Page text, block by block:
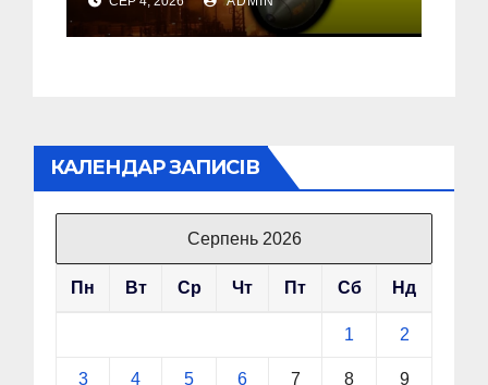
об’єкт на Росії
КАЛЕНДАР ЗАПИСІВ
Серпень 2026
Пн Вт Ср Чт Пт Сб Нд
1 2
3 4 5 6 7 8 9